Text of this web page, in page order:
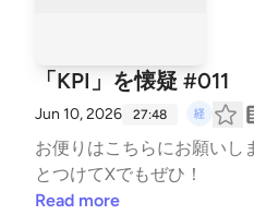
「KPI」を懐疑 #011
Jun 10, 2026 27:48
お便りは⁠⁠⁠⁠⁠⁠⁠⁠⁠こちら⁠⁠⁠⁠⁠⁠⁠⁠⁠にお願いし
とつけてXでもぜひ！
Read more